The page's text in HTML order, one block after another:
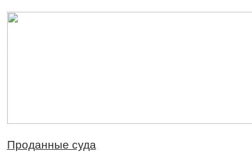
Проданные суда